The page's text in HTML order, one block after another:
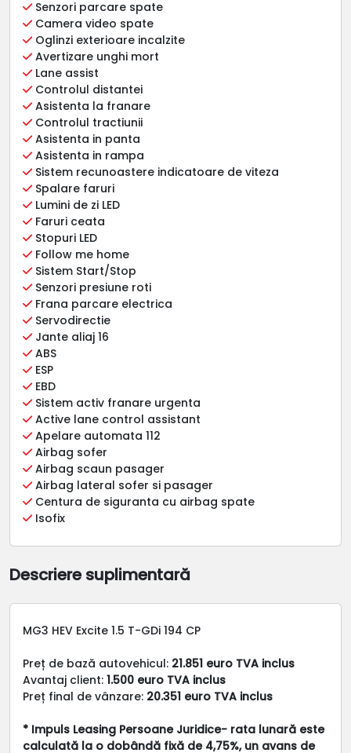
Senzori parcare spate
Camera video spate
Oglinzi exterioare incalzite
Avertizare unghi mort
Lane assist
Controlul distantei
Asistenta la franare
Controlul tractiunii
Asistenta in panta
Asistenta in rampa
Sistem recunoastere indicatoare de viteza
Spalare faruri
Lumini de zi LED
Faruri ceata
Stopuri LED
Follow me home
Sistem Start/Stop
Senzori presiune roti
Frana parcare electrica
Servodirectie
Jante aliaj 16
ABS
ESP
EBD
Sistem activ franare urgenta
Active lane control assistant
Apelare automata 112
Airbag sofer
Airbag scaun pasager
Airbag lateral sofer si pasager
Centura de siguranta cu airbag spate
Isofix
Descriere suplimentară
MG3 HEV Excite 1.5 T-GDi 194 CP
Preț de bază autovehicul: 21.851 euro TVA inclus
Avantaj client: 1.500 euro TVA inclus
Preț final de vânzare: 20.351 euro TVA inclus
* Impuls Leasing Persoane Juridice- rata lunară este
calculată la o dobândă fixă de 4,75%, un avans de